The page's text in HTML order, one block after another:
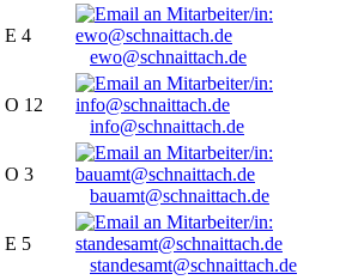
E 4
ewo@schnaittach.de
O 12
info@schnaittach.de
O 3
bauamt@schnaittach.de
E 5
standesamt@schnaittach.de